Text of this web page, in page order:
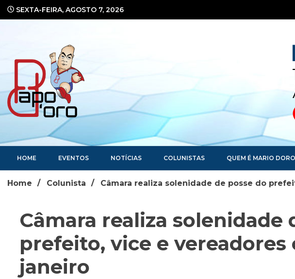
SEXTA-FEIRA, AGOSTO 7, 2026
Portal de Notícias
HOME EVENTOS NOTÍCIAS COLUNISTAS QUEM É MARIO DORO
Home Colunista Câmara realiza solenidade de posse do
Câmara realiza solenidade
prefeito, vice e vereadores
janeiro